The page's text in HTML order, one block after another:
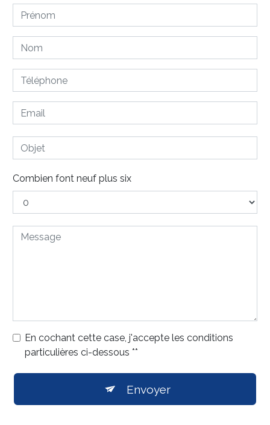
Combien font neuf plus six
En cochant cette case, j'accepte les conditions
particulières ci-dessous **
Envoyer